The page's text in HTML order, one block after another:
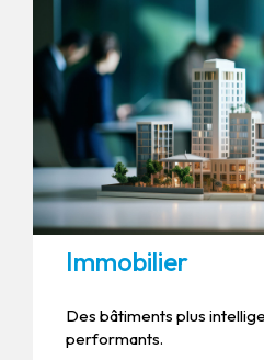
Immobilier
Des bâtiments plus
performants.